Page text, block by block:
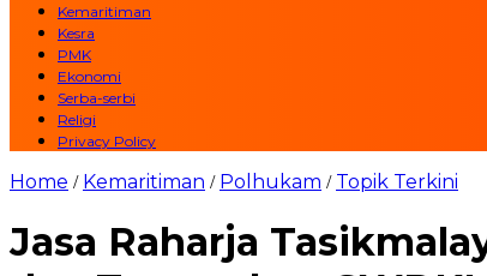
Kemaritiman
Kesra
PMK
Ekonomi
Serba-serbi
Religi
Privacy Policy
Home / Kemaritiman / Polhukam / Topik Terkini
Jasa Raharja